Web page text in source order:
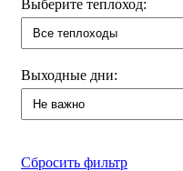
Выберите теплоход:
Выходные дни:
Сбросить фильтр